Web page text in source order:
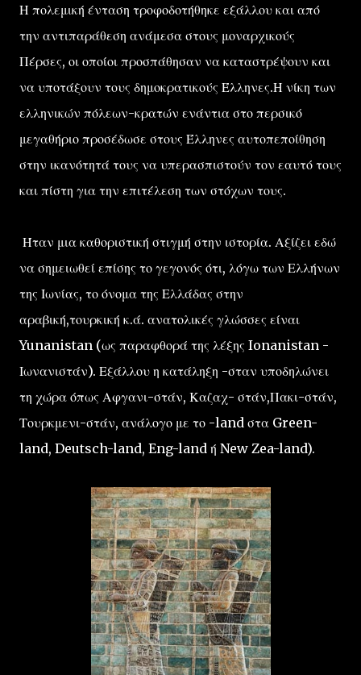
Η πολεμική ένταση τροφοδοτήθηκε εξάλλου και από
την αντιπαράθεση ανάμεσα στους μοναρχικούς
Πέρσες, οι οποίοι προσπάθησαν να καταστρέψουν και
να υποτάξουν τους δημοκρατικούς Έλληνες.Η νίκη των
ελληνικών πόλεων-κρατών ενάντια στο περσικό
μεγαθήριο προσέδωσε στους Έλληνες αυτοπεποίθηση
στην ικανότητά τους να υπερασπιστούν τον εαυτό τους
και πίστη για την επιτέλεση των στόχων τους.
Ήταν μια καθοριστική στιγμή στην ιστορία. Αξίζει εδώ
να σημειωθεί επίσης το γεγονός ότι, λόγω των Ελλήνων
της Ιωνίας, το όνομα της Ελλάδας στην
αραβική,τουρκική κ.ά. ανατολικές γλώσσες είναι
Yunanistan (ως παραφθορά της λέξης Ionanistan -
Ιωνανιστάν). Εξάλλου η κατάληξη -σταν υποδηλώνει
τη χώρα όπως Αφγανι-στάν, Καζαχ- στάν,Πακι-στάν,
Τουρκμενι-στάν, ανάλογο με το -land στα Green-
land, Deutsch-land, Eng-land ή New Zea-land).